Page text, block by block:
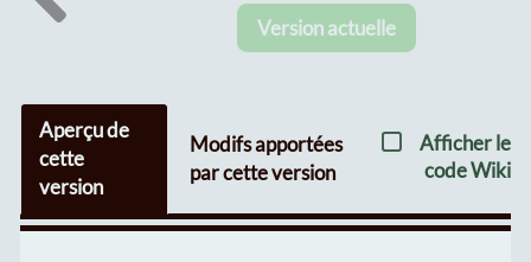
Version actuelle
Aperçu de
cette
version
Modifs apportées
par cette version
Afficher le
code Wiki